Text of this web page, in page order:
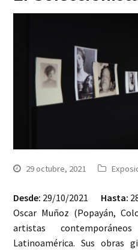
29 octubre, 2021
Desde: 29/10/2021 Hasta:
Oscar Muñoz (Popayán,
artistas
Latinoamérica. Sus